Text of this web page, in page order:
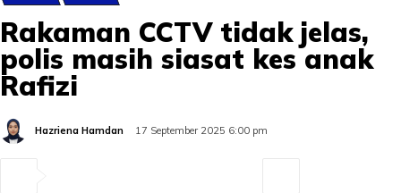
Rakaman CCTV tidak jelas,
polis masih siasat kes anak
Rafizi
Hazriena Hamdan 17 September 2025 6:00 pm